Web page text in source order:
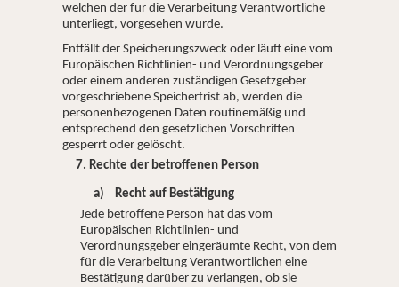
welchen der für die Verarbeitung Verantwortliche
unterliegt, vorgesehen wurde.
Entfällt der Speicherungszweck oder läuft eine vom
Europäischen Richtlinien- und Verordnungsgeber
oder einem anderen zuständigen Gesetzgeber
vorgeschriebene Speicherfrist ab, werden die
personenbezogenen Daten routinemäßig und
entsprechend den gesetzlichen Vorschriften
gesperrt oder gelöscht.
7. Rechte der betroffenen Person
a) Recht auf Bestätigung
Jede betroffene Person hat das vom
Europäischen Richtlinien- und
Verordnungsgeber eingeräumte Recht, von dem
für die Verarbeitung Verantwortlichen eine
Bestätigung darüber zu verlangen, ob sie